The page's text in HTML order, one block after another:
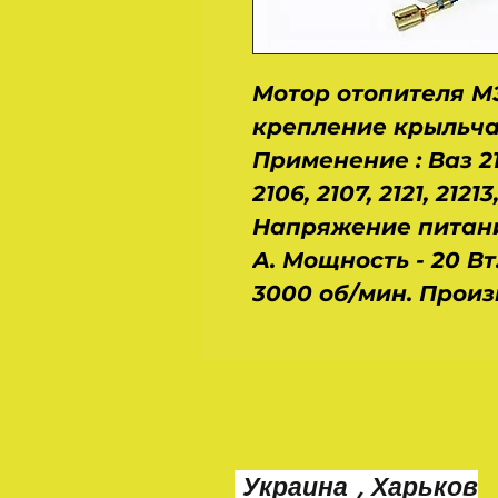
Мотор отопителя
крепление
Применение : Ваз
2106, 2107, 2121,
Напряжение
А. Мощность - 20
3000 об/мин.
Украина , Харьков